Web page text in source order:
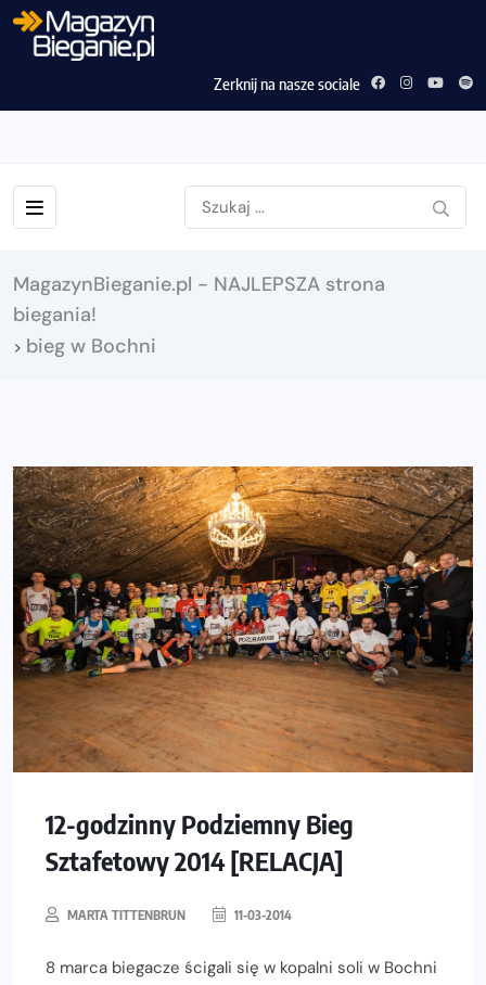
Zerknij na nasze sociale
MagazynBieganie.pl - NAJLEPSZA strona
biegania!
> bieg w Bochni
12-godzinny Podziemny Bieg
Sztafetowy 2014 [RELACJA]
MARTA TITTENBRUN 11-03-2014
8 marca biegacze ścigali się w kopalni soli w Bochni